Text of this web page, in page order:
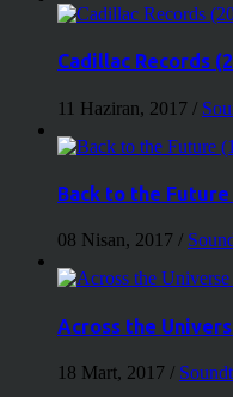
Cadillac Records
11 Haziran, 2017 /
Back to the
08 Nisan, 2017 /
Across the
18 Mart, 2017 /